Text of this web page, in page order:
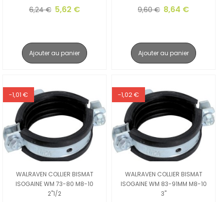
6,24 € 5,62 €
Ajouter au panier
9,60 € 8,64 €
Ajouter au panier
WALRAVEN COLLIER BISMAT
ISOGAINE WM 73-80 M8-10
2"1/2
-1,01 €
WALRAVEN COLLIER BISMAT
ISOGAINE WM 83-91MM M8-10
3"
-1,02 €